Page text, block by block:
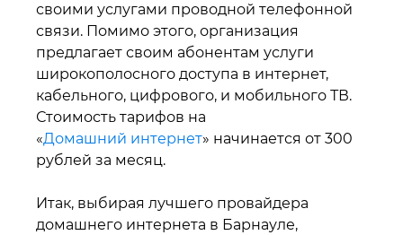
своими услугами проводной телефонной
связи. Помимо этого, организация
предлагает своим абонентам услуги
широкополосного доступа в интернет,
кабельного, цифрового, и мобильного ТВ.
Стоимость тарифов на
«Домашний интернет» начинается от 300
рублей за месяц.
Итак, выбирая лучшего провайдера
домашнего интернета в Барнауле,